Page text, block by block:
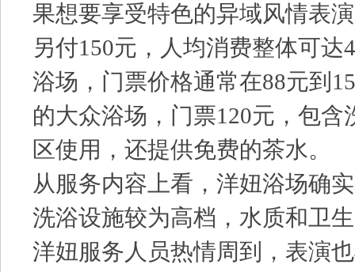
果想要享受特色的异域风情表
另付150元，人均消费整体可达
浴场，门票价格通常在88元到
的大众浴场，门票120元，包含
区使用，还提供免费的茶水。
从服务内容上看，洋妞浴场确
洗浴设施较为高档，水质和卫
洋妞服务人员热情周到，表演